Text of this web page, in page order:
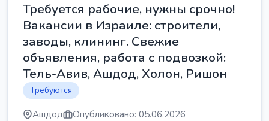
Требуется рабочие, нужны срочно!
Вакансии в Израиле: строители,
заводы, клининг. Свежие
объявления, работа с подвозкой:
Тель-Авив, Ашдод, Холон, Ришон
Требуются
Ашдод Опубликовано: 05.06.2026